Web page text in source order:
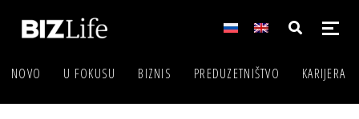
NOVO U FOKUSU BIZNIS PREDUZETNIŠTVO KARIJERA